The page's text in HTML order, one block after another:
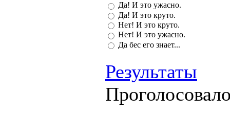
Да! И это ужасно.
Да! И это круто.
Нет! И это круто.
Нет! И это ужасно.
Да бес его знает...
Результаты